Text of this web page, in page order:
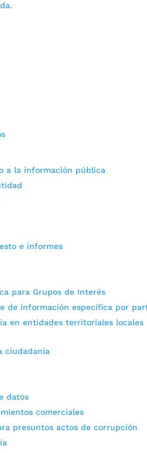
a la información pública
e informes
para Grupos de Interés
de información específica por
en entidades territoriales locales
ciudadanía
datos
comerciales
presuntos actos de corrupción